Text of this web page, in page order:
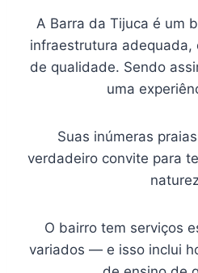
A Barra da Tijuca é um
infraestrutura adequada,
de qualidade. Sendo
uma
Suas inúmeras
verdadeiro convite para
O bairro tem serviços
variados — e isso inclui